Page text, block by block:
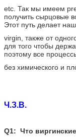
etc. Так мы имеем
получить сырцовые
Этот путь делает
virgin, также от
для того чтобы
поэтому все
без химического и
Ч.З.В.
Q1: Что